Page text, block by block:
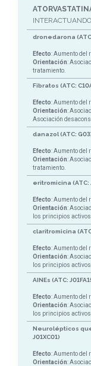
dronedarona
Efecto: Aumento del
Orientación:
tratamiento.
Fibratos (ATC:
Efecto: Aumento del
Orientación:
Asociación
danazol (ATC:
Efecto: Aumento del
Orientación:
tratamiento.
eritromicina (ATC:
Efecto: Aumento del
Orientación:
los principios activos.
claritromicina
Efecto: Aumento del
Orientación:
los principios activos.
AINEs (ATC:
Efecto: Aumento del
Orientación:
los principios activos.
Neurolépticos
J01XC01)
Efecto: Aumento del
Orientación: